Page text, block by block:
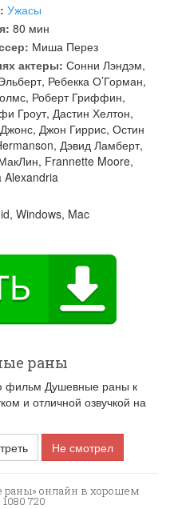
Ужасы
80 мин
Миша Перез
актеры: Сонни Лэндэм,
, Ребекка О’Горман,
, Роберт Гриффин,
Гроут, Дастин Хелтон,
, Джон Гиррис, Остин
, Дэвид Ламберт,
, Frannette Moore,
Alexandria
Windows, Mac
раны
фильм Душевные раны к
и отличной озвучкой на
Не смотрел
онлайн в хорошем
720